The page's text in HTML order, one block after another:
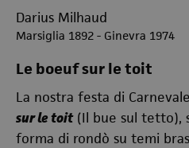
Darius Milhaud
Marsiglia 1892 - Ginevra 1974
Le boeuf sur le toit
La nostra festa di
sur le toit(Il bue sul tetto),
forma di rondò su temi